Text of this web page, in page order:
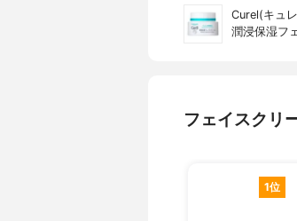
Curel(キュ
潤浸保湿フ
フェイスクリ
1位